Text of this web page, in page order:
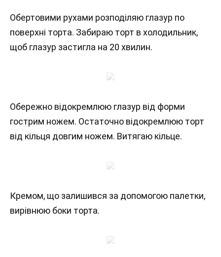
Обертовими рухами розподіляю глазур по
поверхні торта. Забираю торт в холодильник,
щоб глазур застигла на 20 хвилин.
Обережно відокремлюю глазур від форми
гострим ножем. Остаточно відокремлюю торт
від кільця довгим ножем. Витягаю кільце.
Кремом, що залишився за допомогою палетки,
вирівнюю боки торта.